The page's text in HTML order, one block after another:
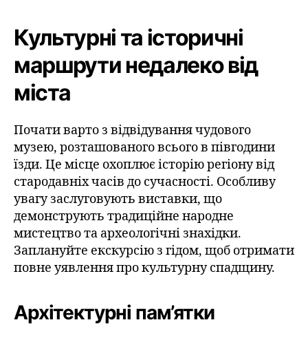
Культурні та історичні
маршрути недалеко від
міста
Почати варто з відвідування чудового
музею, розташованого всього в півгодини
їзди. Це місце охоплює історію регіону від
стародавніх часів до сучасності. Особливу
увагу заслуговують виставки, що
демонструють традиційне народне
мистецтво та археологічні знахідки.
Заплануйте екскурсію з гідом, щоб отримати
повне уявлення про культурну спадщину.
Архітектурні пам’ятки